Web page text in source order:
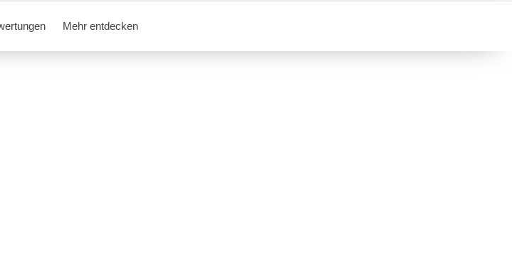
Mehr entdecken